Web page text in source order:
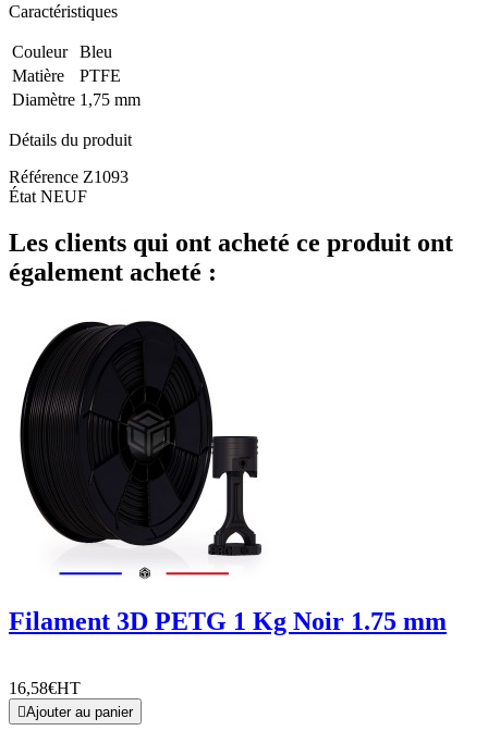
Caractéristiques
Couleur
Bleu
Matière
PTFE
Diamètre 1,75 mm
Détails du produit
Référence Z1093
État NEUF
Les clients qui ont acheté ce produit ont
également acheté :
Filament 3D PETG 1 Kg Noir 1.75 mm
16,58€HT
Ajouter au panier